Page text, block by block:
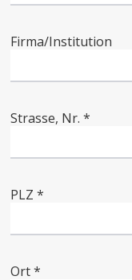
Firma/Institution
Strasse, Nr. *
PLZ *
Ort *